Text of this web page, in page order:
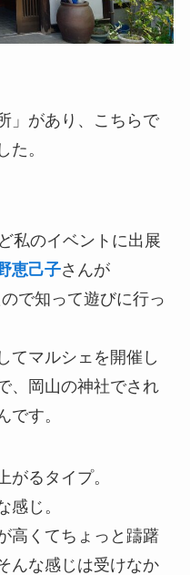
」があり、こちらで
た。
私のイベントに出展
恵己子さんが
で知って遊びに行っ
てマルシェを開催し
、岡山の神社でされ
です。
がるタイプ。
感じ。
高くてちょっと躊躇
んな感じは受けなか